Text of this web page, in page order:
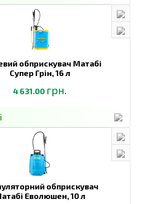
обприскувач Матабі
Супер Грін,16 л
4 631.00 грн.
обприскувач
Еволюшен,10 л